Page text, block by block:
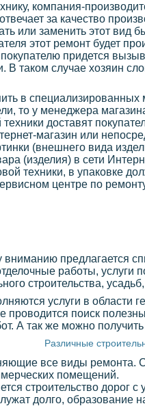
компания-
за качество
или заменить этот
этот ремонт будет
придется
В таком случае хозяин
в специализированных
то у менеджера
доставят
магазин или
(внешнего вида
(изделия) в сети
техники, в упаковке
центре по
предлагается
работы, услуги
строительства,
услуги в
проводится поиск
А так же можно
Различные
все виды ремонта.
помещений.
строительство дорог
долго, образование